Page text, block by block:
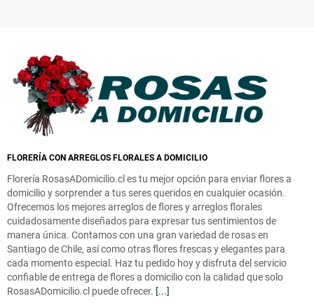
FLORERÍA CON ARREGLOS FLORALES A DOMICILIO
Florería RosasADomicilio.cl es tu mejor opción para enviar flores a
domicilio y sorprender a tus seres queridos en cualquier ocasión.
Ofrecemos los mejores arreglos de flores y arreglos florales
cuidadosamente diseñados para expresar tus sentimientos de
manera única. Contamos con una gran variedad de rosas en
Santiago de Chile, así como otras flores frescas y elegantes para
cada momento especial. Haz tu pedido hoy y disfruta del servicio
confiable de entrega de flores a domicilio con la calidad que solo
RosasADomicilio.cl puede ofrecer. [...]